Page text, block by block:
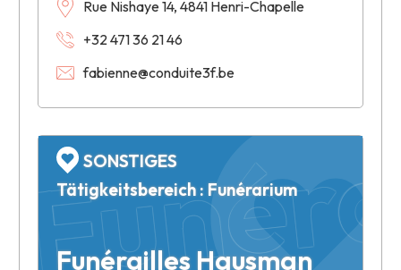
Rue Nishaye 14, 4841 Henri-Chapelle
+32 471 36 21 46
fabienne@conduite3f.be
Funérailles Hausman
SONSTIGES
Tätigkeitsbereich : Funérarium